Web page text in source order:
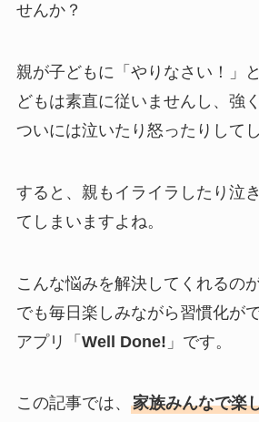
せんか？
親が子どもに「やりなさい！」
どもは素直に従いませんし、強
ついには泣いたり怒ったりして
すると、親もイライラしたり泣
てしまいますよね。
こんな悩みを解決してくれるの
でも毎日楽しみながら習慣化が
アプリ「 Well Done! 」です。
この記事では、 家族みんなで楽